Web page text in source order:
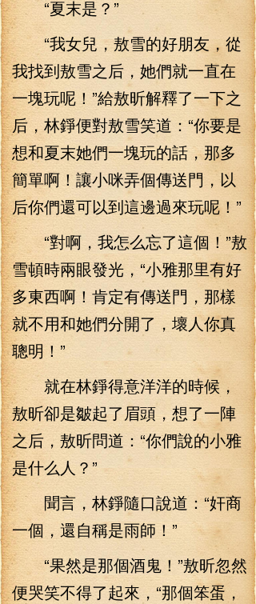
“夏末是？”
“我女兒，敖雪的好朋友，從
我找到敖雪之后，她們就一直在
一塊玩呢！”給敖昕解釋了一下之
后，林錚便對敖雪笑道：“你要是
想和夏末她們一塊玩的話，那多
簡單啊！讓小咪弄個傳送門，以
后你們還可以到這邊過來玩呢！”
“對啊，我怎么忘了這個！”敖
雪頓時兩眼發光，“小雅那里有好
多東西啊！肯定有傳送門，那樣
就不用和她們分開了，壞人你真
聰明！”
就在林錚得意洋洋的時候，
敖昕卻是皺起了眉頭，想了一陣
之后，敖昕問道：“你們說的小雅
是什么人？”
聞言，林錚隨口說道：“奸商
一個，還自稱是雨師！”
“果然是那個酒鬼！”敖昕忽然
便哭笑不得了起來，“那個笨蛋，